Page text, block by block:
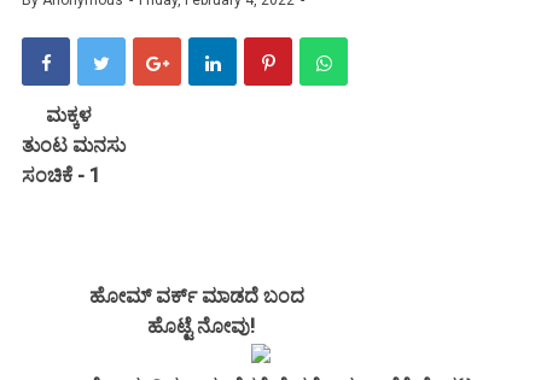
ಮಕ್ಕಳ
ತುಂಟ ಮನಸು
ಸಂಚಿಕೆ - 1
ಹೋಮ್ ವರ್ಕ್ ಮಾಡದೆ ಬಂದ
ಹೊಟ್ಟೆ ನೋವು!